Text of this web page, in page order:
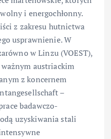
i energochłonny.
z zakresu hutnictwa
usprawnienie. W
w Linzu (VOEST),
austriackim
z koncernem
–
badawczo-
uzyskiwania stali